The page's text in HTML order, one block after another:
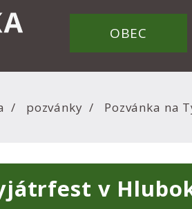
OBEC
pozvánky Pozvánka na
v